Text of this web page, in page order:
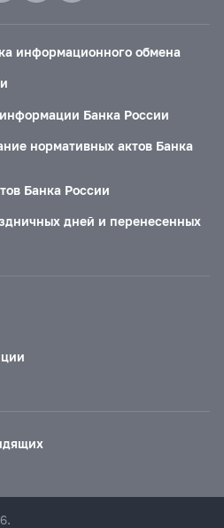
информационного обмена
Банка России
нормативных актов Банка
Банка России
дней и перенесенных